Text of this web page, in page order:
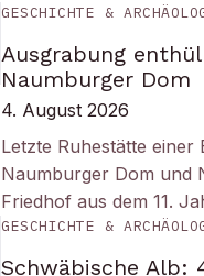
GESCHICHTE &
Ausgrabung
Naumburger Dom
4. August 2026
Letzte Ruhestätte
Naumburger Dom und
Friedhof aus dem 11.
GESCHICHTE &
Schwäbische Alb: